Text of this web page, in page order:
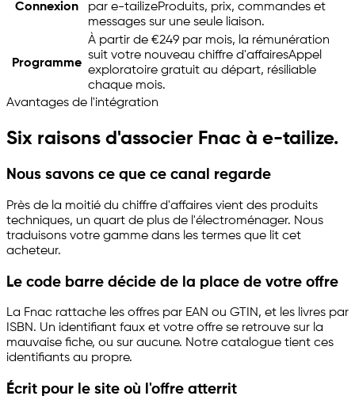
Connexion
par e-tailizeProduits, prix, commandes et
messages sur une seule liaison.
Programme
À partir de €249 par mois, la rémunération
suit votre nouveau chiffre d'affairesAppel
exploratoire gratuit au départ, résiliable
chaque mois.
Avantages de l'intégration
Six raisons d'associer Fnac à e-tailize.
Nous savons ce que ce canal regarde
Près de la moitié du chiffre d'affaires vient des produits
techniques, un quart de plus de l'électroménager. Nous
traduisons votre gamme dans les termes que lit cet
acheteur.
Le code barre décide de la place de votre offre
La Fnac rattache les offres par EAN ou GTIN, et les livres par
ISBN. Un identifiant faux et votre offre se retrouve sur la
mauvaise fiche, ou sur aucune. Notre catalogue tient ces
identifiants au propre.
Écrit pour le site où l'offre atterrit